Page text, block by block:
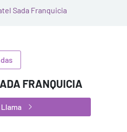
Sada Franquicia
FRANQUICIA
Llama